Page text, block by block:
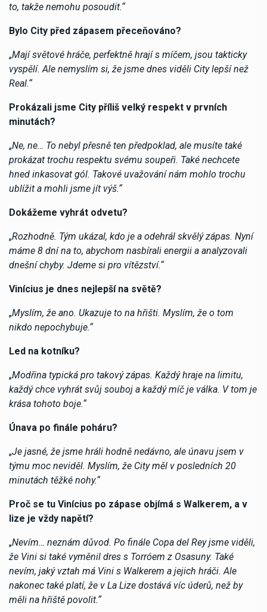
to, takže nemohu posoudit.“
Bylo City před zápasem přeceňováno?
„Mají světové hráče, perfektně hrají s míčem, jsou takticky
vyspělí. Ale nemyslím si, že jsme dnes viděli City lepší než
Real.“
Prokázali jsme City příliš velký respekt v prvních
minutách?
„Ne, ne… To nebyl přesně ten předpoklad, ale musíte také
prokázat trochu respektu svému soupeři. Také nechcete
hned inkasovat gól. Takové uvažování nám mohlo trochu
ublížit a mohli jsme jít výš.“
Dokážeme vyhrát odvetu?
„Rozhodně. Tým ukázal, kdo je a odehrál skvělý zápas. Nyní
máme 8 dní na to, abychom nasbírali energii a analyzovali
dnešní chyby. Jdeme si pro vítězství.“
Vinícius je dnes nejlepší na světě?
„Myslím, že ano. Ukazuje to na hřišti. Myslím, že o tom
nikdo nepochybuje.“
Led na kotníku?
„Modřina typická pro takový zápas. Každý hraje na limitu,
každý chce vyhrát svůj souboj a každý míč je válka. V tom je
krása tohoto boje.“
Únava po finále poháru?
„Je jasné, že jsme hráli hodně nedávno, ale únavu jsem v
týmu moc neviděl. Myslím, že City měl v posledních 20
minutách těžké nohy.“
Proč se tu Vinícius po zápase objímá s Walkerem, a v
lize je vždy napětí?
„Nevím… neznám důvod. Po finále Copa del Rey jsme viděli,
že Vini si také vyměnil dres s Torróem z Osasuny. Také
nevím, jaký vztah má Vini s Walkerem a jejich hráči. Ale
nakonec také platí, že v La Lize dostává víc úderů, než by
měli na hřiště povolit.“